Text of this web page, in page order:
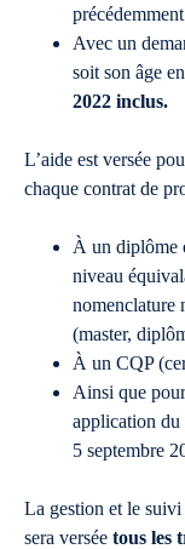
Avec un
soit son âge
2022 inclus.
L’aide est versée
chaque contrat de
À un diplôme
niveau
nomenclature
(master,
À un CQP
Ainsi que
application du
5 septembre
La gestion et le
sera versée tous les